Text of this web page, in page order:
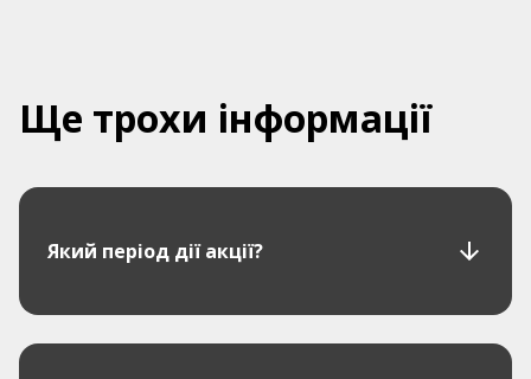
Ще трохи інформації
Який період дії акції?